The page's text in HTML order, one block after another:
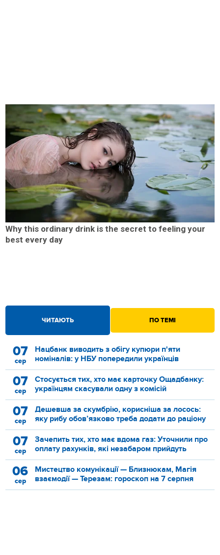
ЧИТАЮТЬ ПО ТЕМІ
07
сер
Нацбанк виводить з обігу купюри п'яти
номіналів: у НБУ попередили українців
07
сер
Стосується тих, хто має карточку Ощадбанку:
українцям скасували одну з комісій
07
сер
Дешевша за скумбрію, корисніша за лосось:
яку рибу обов’язково треба додати до раціону
07
сер
Зачепить тих, хто має вдома газ: Уточнили про
оплату рахунків, які незабаром прийдуть
06
сер
Мистецтво комунікації — Близнюкам, Магія
взаємодії — Терезам: гороскоп на 7 серпня
Why this ordinary drink is the secret to feeling your
best every day